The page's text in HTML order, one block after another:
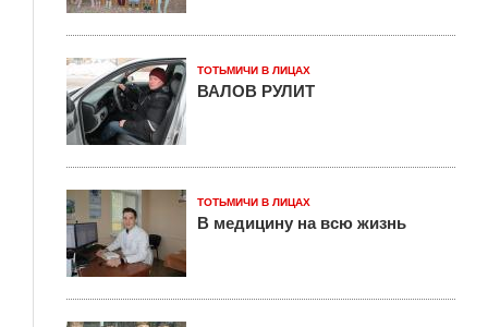
ТОТЬМИЧИ В ЛИЦАХ
ВАЛОВ РУЛИТ
ТОТЬМИЧИ В ЛИЦАХ
В медицину на всю жизнь